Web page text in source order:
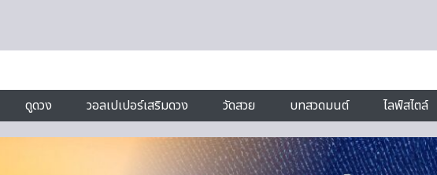
ดูดวง วอลเปเปอร์เสริมดวง วัดสวย บทสวดมนต์ ไลฟ์สไตล์